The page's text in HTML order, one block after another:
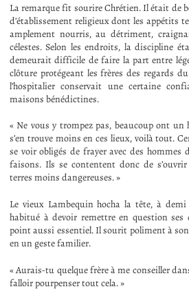
La remarque fit sourire Chrétien. Il était de
d’établissement religieux dont les appétits
amplement nourris, au détriment,
célestes. Selon les endroits, la discipline
demeurait difficile de faire la part entre
clôture protégeant les frères des regards
l’hospitalier conservait une certaine
maisons bénédictines.
« Ne vous y trompez pas, beaucoup ont
s’en trouve moins en ces lieux, voilà tout.
se voir obligés de frayer avec des hommes
faisons. Ils se contentent donc de
terres moins dangereuses. »
Le vieux Lambequin hocha la tête, à
habitué à devoir remettre en question
point aussi essentiel. Il sourit poliment à
en un geste familier.
« Aurais-tu quelque frère à me conseiller
falloir pourpenser tout cela. »